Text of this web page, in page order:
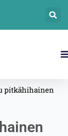
pitkähihainen